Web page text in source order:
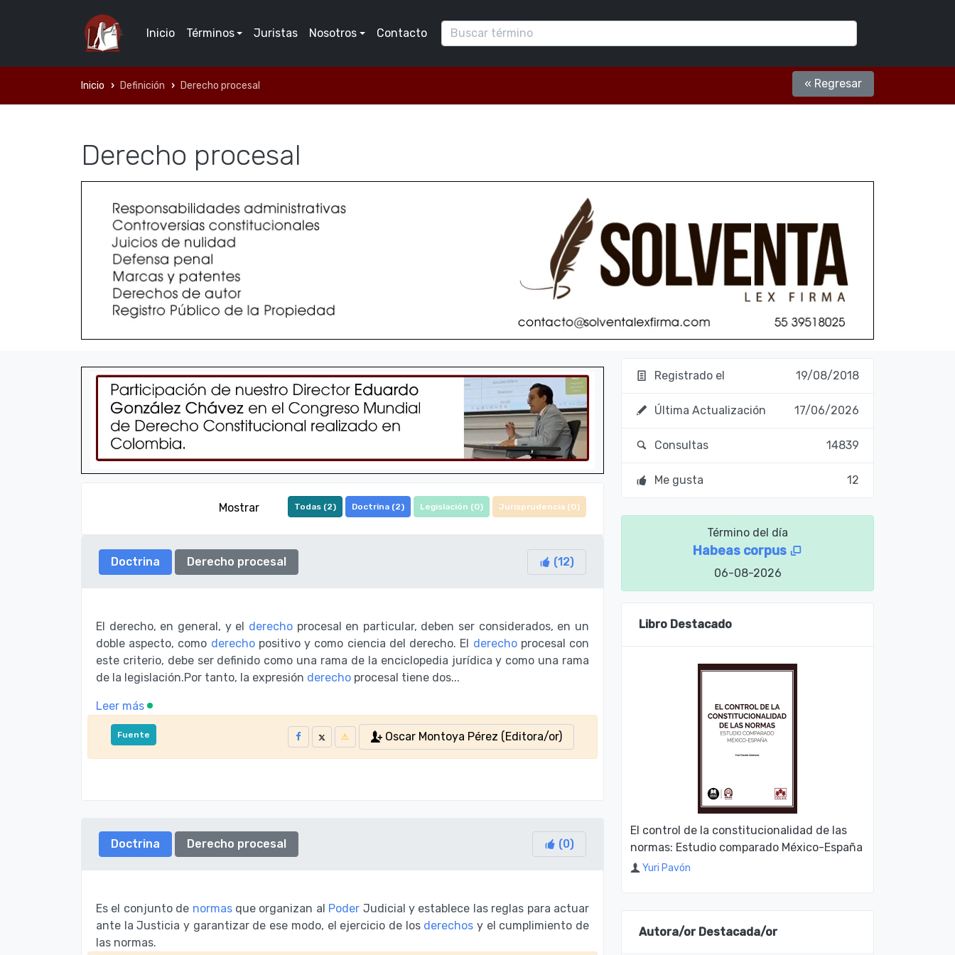
Inicio Términos Juristas Nosotros Contacto
Inicio Definición Derecho procesal « Regresar
Derecho procesal
Mostrar Todas (2) Doctrina (2) Legislación (0) Jurisprudencia (0)
Doctrina Derecho procesal (12)
El derecho, en general, y el derechoprocesal en particular, deben ser considerados, en un
doble aspecto, como derechopositivo y como ciencia del derecho. El derechoprocesal con
este criterio, debe ser definido como una rama de la enciclopedia jurídica y como una rama
de la legislación.Por tanto, Ia expresión derecho procesal tiene dos...
Leer más
Fuente Oscar Montoya Pérez (Editora/or)
Doctrina Derecho procesal (0)
Es el conjunto de normasque organizan al Poder Judicial y establece las reglas para actuar
ante la Justicia y garantizar de ese modo, el ejercicio de los derechos y el cumplimiento de
las normas.
Registrado el 19/08/2018
Última Actualización 17/06/2026
Consultas 14839
Me gusta 12
Término del día
Habeas corpus
06-08-2026
Libro Destacado
El control de la constitucionalidad de las
normas: Estudio comparado México-España
Yuri Pavón
Autora/or Destacada/or